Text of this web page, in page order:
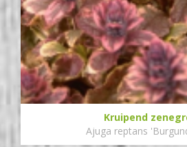
Kruipend
Ajuga reptans